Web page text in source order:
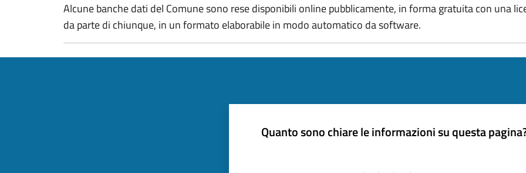
Alcune banche dati del Comune sono rese disponibili online pubblicamente, in forma gratuita con una
da parte di chiunque, in un formato elaborabile in modo automatico da software.
Quanto sono chiare le informazioni su questa